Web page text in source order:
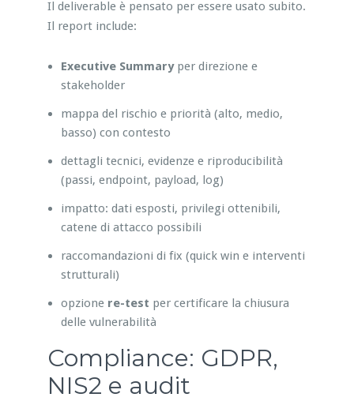
Il deliverable è pensato per essere usato subito.
Il report include:
Executive Summaryper direzione e
stakeholder
mappa del rischio e priorità (alto, medio,
basso) con contesto
dettagli tecnici, evidenze e riproducibilità
(passi, endpoint, payload, log)
impatto: dati esposti, privilegi ottenibili,
catene di attacco possibili
raccomandazioni di fix (quick win e interventi
strutturali)
opzione re-test per certificare la chiusura
delle vulnerabilità
Compliance: GDPR,
NIS2 e audit